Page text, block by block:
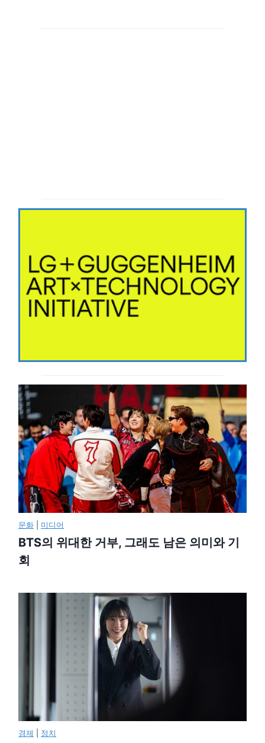
문화 미디어
BTS의 위대한 거부, 그래도 남은 의미와 기
회
경제 정치